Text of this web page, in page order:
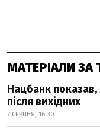
МАТЕРІАЛИ
Нацбанк
після вихідних
7 СЕРПНЯ, 16:30